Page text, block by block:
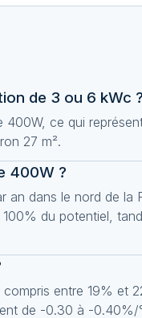
de 3 ou 6 kWc ?
ce qui
27 m².
400W ?
dans le nord de
du potentiel,
entre 19% et
de -0.30 à -0.40%/